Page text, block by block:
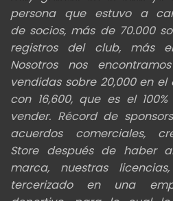
persona que estuvo a
de socios, más de 70.000
registros del club, más
Nosotros nos
vendidas sobre 20,000 en
con 16,600, que es el
vender. Récord de
acuerdos comerciales, c
Store después de haber
marca, nuestras
tercerizado en una